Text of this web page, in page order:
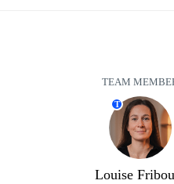
TEAM
T
Louise